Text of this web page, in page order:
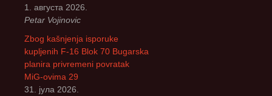
1. августа 2026.
Petar Vojinovic
Zbog kašnjenja isporuke
kupljenih F-16 Blok 70 Bugarska
planira privremeni povratak
MiG-ovima 29
31. јула 2026.